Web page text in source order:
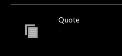
Quote